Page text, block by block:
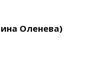
Оленева)